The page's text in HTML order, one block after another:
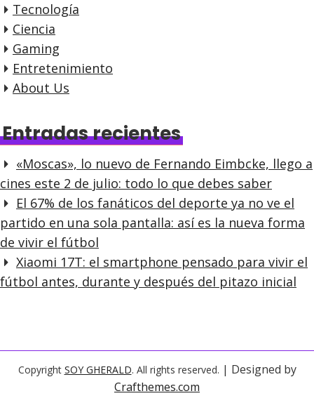
Tecnología
Ciencia
Gaming
Entretenimiento
About Us
Entradas recientes
«Moscas», lo nuevo de Fernando Eimbcke, llego a
cines este 2 de julio: todo lo que debes saber
El 67% de los fanáticos del deporte ya no ve el
partido en una sola pantalla: así es la nueva forma
de vivir el fútbol
Xiaomi 17T: el smartphone pensado para vivir el
fútbol antes, durante y después del pitazo inicial
Copyright SOY GHERALD. All rights reserved. | Designed by
Crafthemes.com